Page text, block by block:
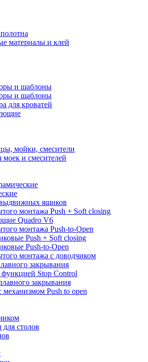
материалы и клей
и шаблоны
и шаблоны
для кроватей
мойки, смесители
и смесителей
ящиков
монтажа Push + Soft closing
Quadro V6
монтажа Push-to-Open
Push + Soft closing
Push-to-Open
монтажа с доводчиком
закрывания
Stop Control
закрывания
Push to open
столов